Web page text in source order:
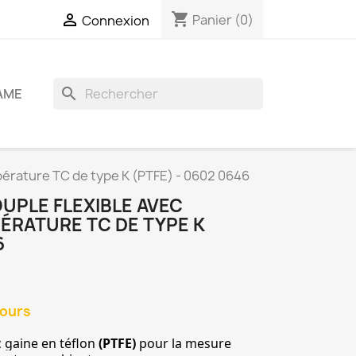
 Connexion shopping_cart Panier (0)
search
TC de type K (PTFE) - 0602 0646
FLEXIBLE AVEC
TC DE TYPE K
gaine en téflon (PTFE)